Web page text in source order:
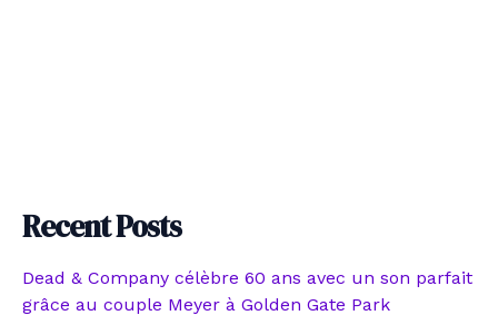
Recent Posts
Dead & Company célèbre 60 ans avec un son parfait
grâce au couple Meyer à Golden Gate Park